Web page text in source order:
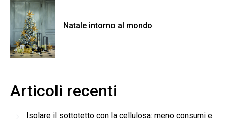
Natale intorno al mondo
Articoli recenti
Isolare il sottotetto con la cellulosa: meno consumi e